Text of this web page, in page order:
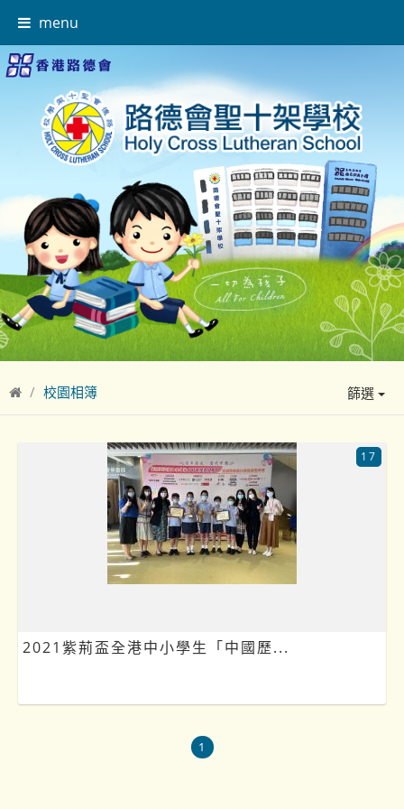
menu
校園相簿 篩選
2021紫荊盃全港中小學生「中國歷...
17
1